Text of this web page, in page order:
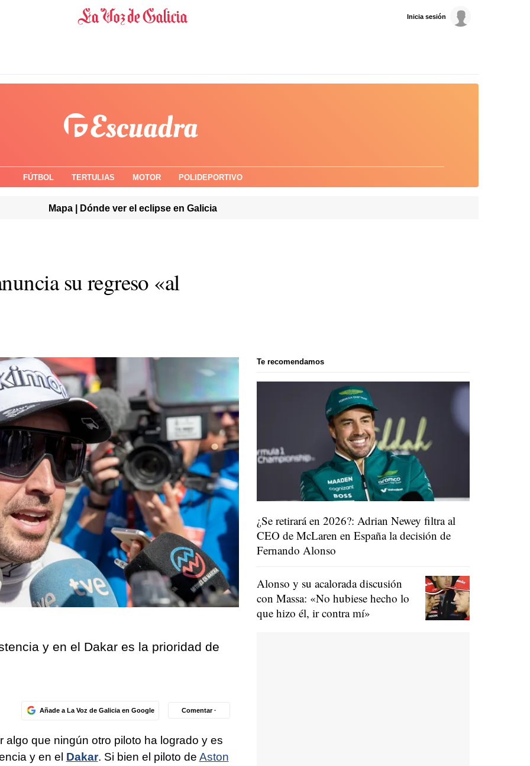
Inicia sesión
FÚTBOL TERTULIAS MOTOR POLIDEPORTIVO
Mapa | Dónde ver el eclipse en Galicia
su regreso «al
y en el Dakar es la prioridad de
Añade a La Voz de Galicia en Google Comentar ·
algo que ningún otro piloto ha logrado y es
y en el Dakar. Si bien el piloto de Aston
Te recomendamos
¿Se retirará en 2026?: Adrian Newey filtra al
CEO de McLaren en España la decisión de
Fernando Alonso
Alonso y su acalorada discusión
con Massa: «No hubiese hecho lo
que hizo él, ir contra mí»